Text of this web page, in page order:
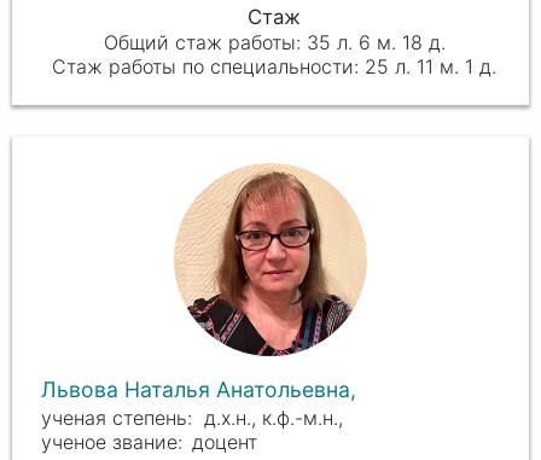
35 л. 6 м. 18 д.
25 л. 11 м. 1 д.
Львова Наталья Анатольевна,
д.х.н., к.ф.-м.н.,
доцент